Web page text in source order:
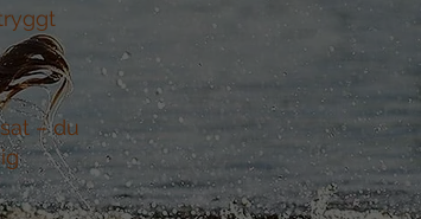
–du